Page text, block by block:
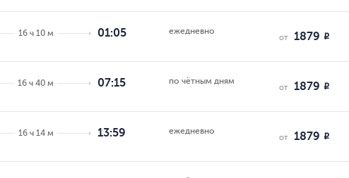
16 ч 10 м 01:05 ежедневно
от 1879 R
16 ч 40 м 07:15 по чётным дням
от 1879 R
16 ч 14 м 13:59 ежедневно
от 1879 R